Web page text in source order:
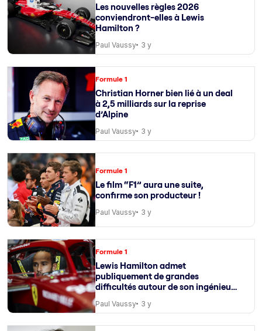
Les nouvelles règles 2026
conviendront-elles à Lewis
Hamilton ?
Paul Vaussy 3 y
Formule 1
Christian Horner bien lié à un deal
à 2,5 milliards sur la reprise
d’Alpine
Paul Vaussy 3 y
Formule 1
Le film “F1” aura une suite,
confirme son producteur !
Paul Vaussy 3 y
Formule 1
Lewis Hamilton admet
publiquement de grandes
difficultés autour de son ingénieur
Paul Vaussy 3 y